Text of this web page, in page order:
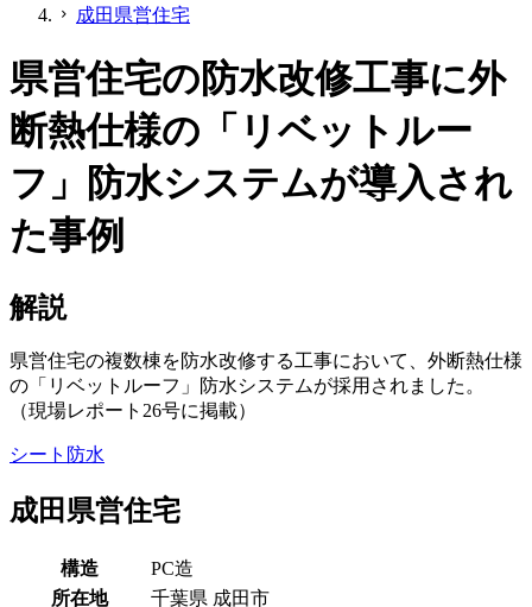
chevron_right 成田県営住宅
県営住宅の防水改修工事に外
断熱仕様の「リベットルー
フ」防水システムが導入され
た事例
解説
県営住宅の複数棟を防水改修する工事において、外断熱仕様
の「リベットルーフ」防水システムが採用されました。
（現場レポート26号に掲載）
シート防水
成田県営住宅
構造
PC造
所在地
千葉県 成田市